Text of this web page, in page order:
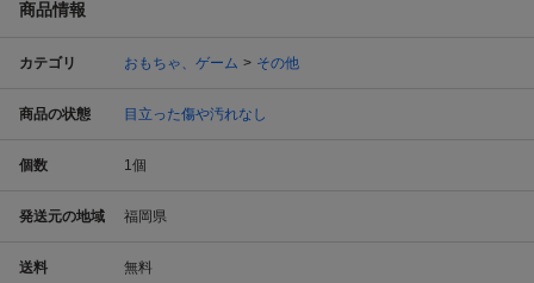
商品情報
カテゴリ おもちゃ、ゲーム その他
商品の状態 目立った傷や汚れなし
個数 1個
発送元の地域 福岡県
送料
無料